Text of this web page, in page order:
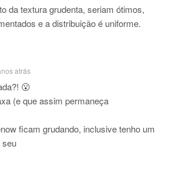
da textura grudenta, seriam ótimos,
e a distribuição é uniforme.
atrás
😮
(e que assim permaneça
ficam grudando, inclusive tenho um
seu